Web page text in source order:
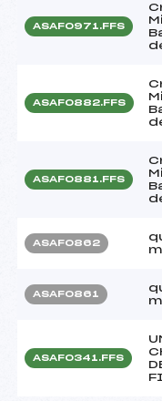
ASAF0971.FFS
ASAF0882.FFS
ASAF0881.FFS
ASAF0862
ASAF0861
ASAF0341.FFS